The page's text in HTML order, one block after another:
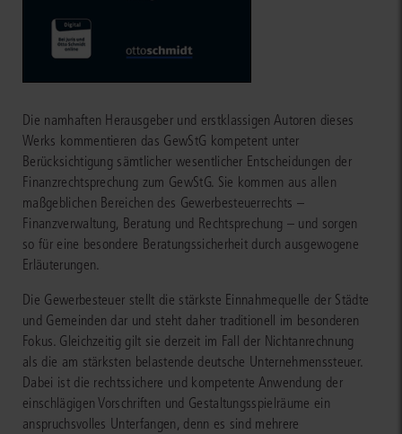
Die namhaften Herausgeber und erstklassigen Autoren dieses
Werks kommentieren das GewStG kompetent unter
Berücksichtigung sämtlicher wesentlicher Entscheidungen der
Finanzrechtsprechung zum GewStG. Sie kommen aus allen
maßgeblichen Bereichen des Gewerbesteuerrechts –
Finanzverwaltung, Beratung und Rechtsprechung – und sorgen
so für eine besondere Beratungssicherheit durch ausgewogene
Erläuterungen.
Die Gewerbesteuer stellt die stärkste Einnahmequelle der Städte
und Gemeinden dar und steht daher traditionell im besonderen
Fokus. Gleichzeitig gilt sie derzeit im Fall der Nichtanrechnung
als die am stärksten belastende deutsche Unternehmenssteuer.
Dabei ist die rechtssichere und kompetente Anwendung der
einschlägigen Vorschriften und Gestaltungsspielräume ein
anspruchsvolles Unterfangen, denn es sind mehrere